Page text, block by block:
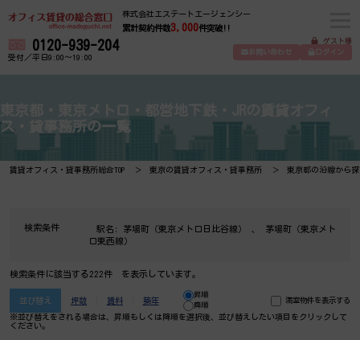
株式会社エステートエージェンシー
累計契約件数3,000件突破!!
0120-939-204
受付／平日9:00～19:00
ゲスト様
お問い合わせ
ログイン
ス・貸事務所の一覧
賃貸オフィス・貸事務所総合TOP 東京の賃貸オフィス・貸事務所 東京都の沿線から
検索条件 駅名: 茅場町（東京メトロ日比谷線）
茅場町（東京メト
ロ東西線）
検索条件に該当する222件 を表示しています。
並び替え 坪数 賃料 築年
昇順
降順
満室物件を表示する
※並び替えをされる場合は、昇順もしくは降順を選択後、​並び替えしたい項目をクリックして
ください。